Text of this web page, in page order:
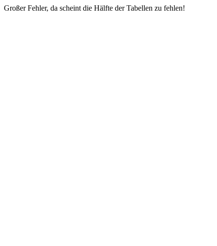
Großer Fehler, da scheint die Hälfte der Tabellen zu fehlen!